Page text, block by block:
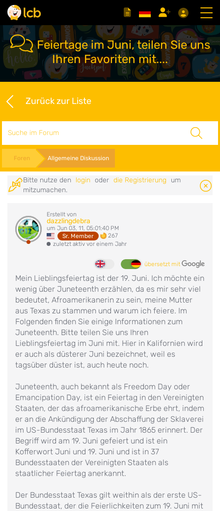
Feiertage im Juni, teilen Sie uns
Ihren Favoriten mit....
Zurück zur Liste
Foren Allgemeine Diskussion
Bitte nutze den login oder die Registrierung
um
mitzumachen.
Erstellt von
dazzlingdebra
um Jun 03, 11, 05:01:40 PM
Sr. Member
267
zuletzt aktiv vor einem Jahr
übersetzt mit
Mein Lieblingsfeiertag ist der 19. Juni. Ich möchte ein
wenig über Juneteenth erzählen, da es mir sehr viel
bedeutet, Afroamerikanerin zu sein, meine Mutter
aus Texas zu stammen und warum ich feiere. Im
Folgenden finden Sie einige Informationen zum
Juneteenth. Bitte teilen Sie uns Ihren
Lieblingsfeiertag im Juni mit. Hier in Kalifornien wird
er auch als düsterer Juni bezeichnet, weil es
tagsüber düster ist, auch heute noch.
Juneteenth, auch bekannt als Freedom Day oder
Emancipation Day, ist ein Feiertag in den Vereinigten
Staaten, der das afroamerikanische Erbe ehrt, indem
er an die Ankündigung der Abschaffung der Sklaverei
im US-Bundesstaat Texas im Jahr 1865 erinnert. Der
Begriff wird am 19. Juni gefeiert und ist ein
Kofferwort Juni und 19. Juni und ist in 37
Bundesstaaten der Vereinigten Staaten als
staatlicher Feiertag anerkannt.
Der Bundesstaat Texas gilt weithin als der erste US-
Bundesstaat, der die Feierlichkeiten zum 19. Juni mit